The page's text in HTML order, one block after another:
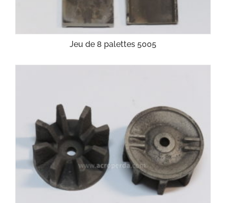
Jeu de 8 palettes 5005